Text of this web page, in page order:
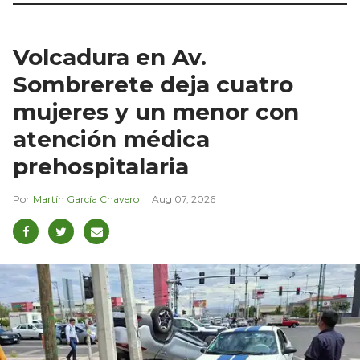
Volcadura en Av.
Sombrerete deja cuatro
mujeres y un menor con
atención médica
prehospitalaria
Martín García Chavero Aug 07, 2026